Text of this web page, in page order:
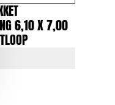
6,10 X 7,00